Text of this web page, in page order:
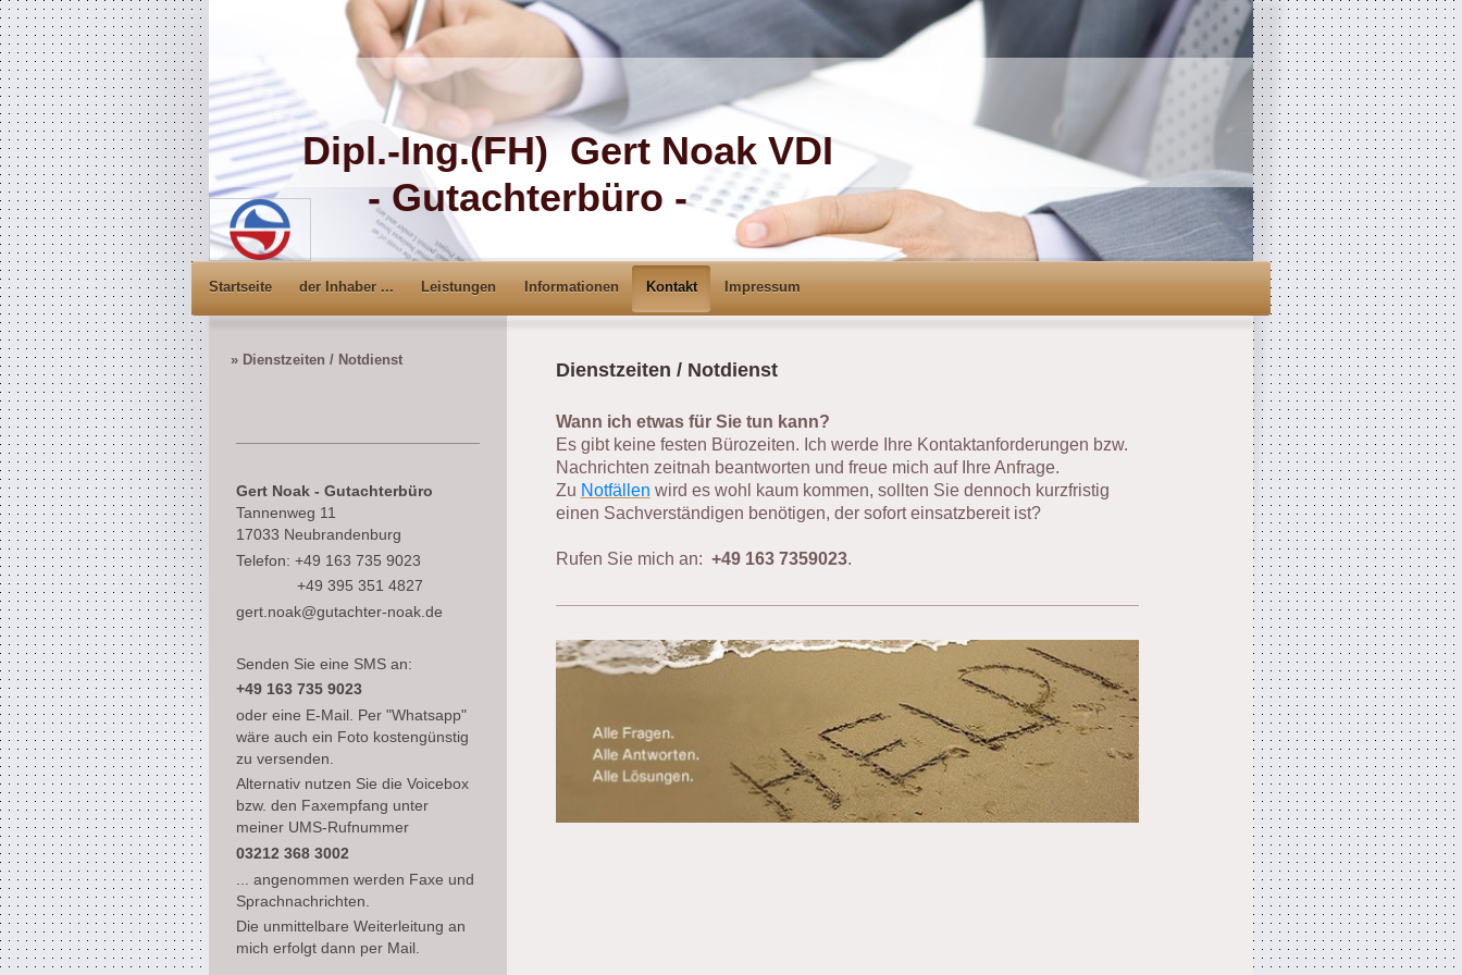
Dipl.-Ing.(FH) Gert Noak VDI
- Gutachterbüro -
Startseite der Inhaber ... Leistungen Informationen Kontakt Impressum
Dienstzeiten / Notdienst
Wann ich etwas für Sie tun kann?
Es gibt keine festen Bürozeiten. Ich werde Ihre Kontaktanforderungen bzw.
Nachrichten zeitnah beantworten und freue mich auf Ihre Anfrage.
Zu Notfällen wird es wohl kaum kommen, sollten Sie dennoch kurzfristig
einen Sachverständigen benötigen, der sofort einsatzbereit ist?
Rufen Sie mich an: +49 163 7359023.
Dienstzeiten / Notdienst
Gert Noak - Gutachterbüro
Tannenweg 11
17033 Neubrandenburg
Telefon: +49 163 735 9023
+49 395 351 4827
gert.noak@gutachter-noak.de
Senden Sie eine SMS an:
+49 163 735 9023
oder eine E-Mail. Per "Whatsapp"
wäre auch ein Foto kostengünstig
zu versenden.
Alternativ nutzen Sie die Voicebox
bzw. den Faxempfang unter
meiner UMS-Rufnummer
03212 368 3002
... angenommen werden Faxe und
Sprachnachrichten.
Die unmittelbare Weiterleitung an
mich erfolgt dann per Mail.